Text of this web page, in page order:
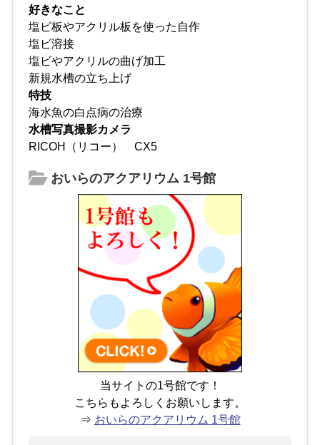
好きなこと
塩ビ板やアクリル板を使った自作
塩ビ溶接
塩ビやアクリルの曲げ加工
新規水槽の立ち上げ
特技
海水魚の白点病の治療
水槽写真撮影カメラ
RICOH（リコー） CX5
おいらのアクアリウム 1号館
当サイトの1号館です！
こちらもよろしくお願いします。
⇒ おいらのアクアリウム 1号館